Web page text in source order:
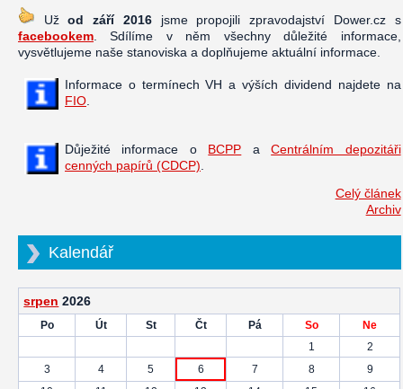
Užod září 2016jsme propojili zpravodajství Dower.cz s
facebookem . Sdílíme v něm všechny důležité informace,
vysvětlujeme naše stanoviska a doplňujeme aktuální informace.
Informace o termínech VH a výších dividend najdete na
FIO
Důježité informace o BCPP aCentrálním depozitáři
cenných papírů (CDCP)
Celý článek
Archiv
Kalendář
srpen 2026
Po Út St Čt Pá So
Ne
1
2
3
4 5 6 7 8
9